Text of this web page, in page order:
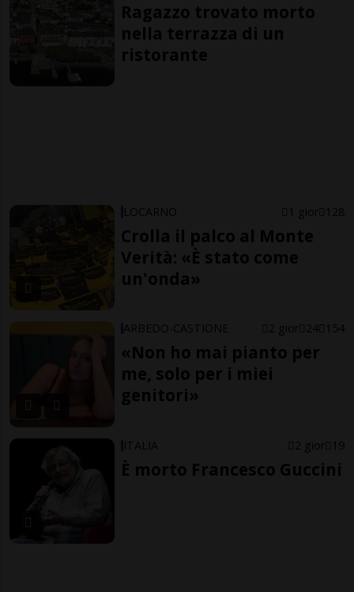
Ragazzo trovato morto
nella terrazza di un
ristorante
LOCARNO 1 gior 128
Crolla il palco al Monte
Verità: «È stato come
un'onda»
ARBEDO-CASTIONE 2 gior 24 154
«Non ho mai pianto per
me, solo per i miei
genitori»
ITALIA 2 gior 19
È morto Francesco Guccini